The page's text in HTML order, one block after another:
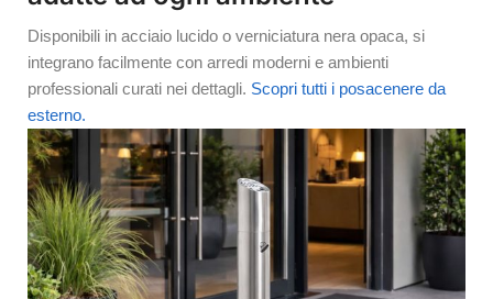
Disponibili in acciaio lucido o verniciatura nera opaca, si
integrano facilmente con arredi moderni e ambienti
professionali curati nei dettagli. Scopri tutti i posacenere da
esterno.